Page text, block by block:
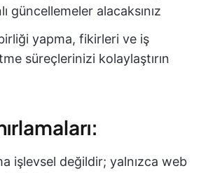
güncellemeler alacaksınız
yapma, fikirleri ve iş
süreçlerinizi kolaylaştırın
işlevsel değildir; yalnızca web